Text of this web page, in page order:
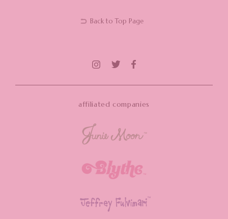
Back to Top Page
affiliated companies